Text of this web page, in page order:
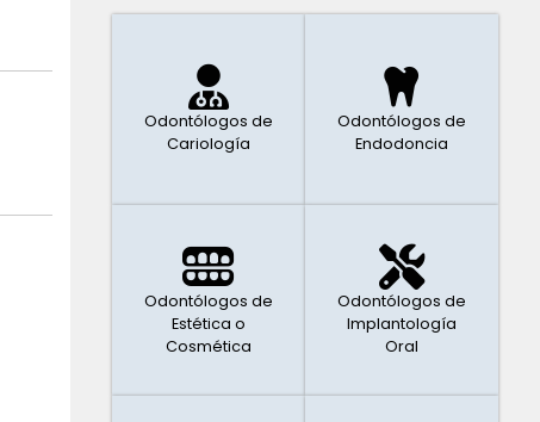
Odontólogos de
Cariología
Odontólogos de
Endodoncia
Odontólogos de
Estética o
Cosmética
Odontólogos de
Implantología
Oral